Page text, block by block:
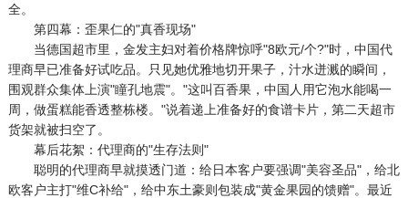
全。
第四幕：歪果仁的"真香现场"
当德国超市里，金发主妇对着价格牌惊呼"8欧元/个?"时，中国代
理商早已准备好试吃品。只见她优雅地切开果子，汁水迸溅的瞬间，
围观群众集体上演"瞳孔地震"。"这叫百香果，中国人用它泡水能喝一
周，做蛋糕能香透整栋楼。"说着递上准备好的食谱卡片，第二天超市
货架就被扫空了。
幕后花絮：代理商的"生存法则"
聪明的代理商早就摸透门道：给日本客户要强调"美容圣品"，给北
欧客户主打"维C补给"，给中东土豪则包装成"黄金果园的馈赠"。最近